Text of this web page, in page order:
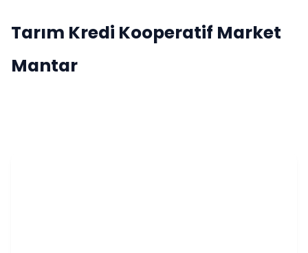
Tarım Kredi Kooperatif Market
Mantar